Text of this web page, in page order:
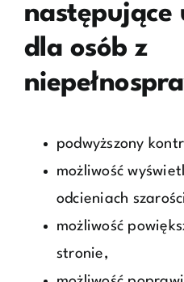
następujące
dla osób z
podwyższony
możliwość
odcieniach szarości
możliwość
stronie,